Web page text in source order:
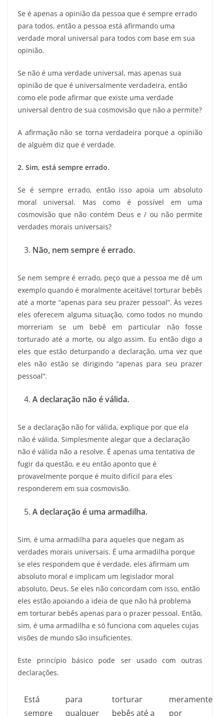
Se é apenas a opinião da pessoa que é sempre errado
para todos, então a pessoa está afirmando uma
verdade moral universal para todos com base em sua
opinião.
Se não é uma verdade universal, mas apenas sua
opinião de que é universalmente verdadeira, então
como ele pode afirmar que existe uma verdade
universal dentro de sua cosmovisão que não a permite?
A afirmação não se torna verdadeira porque a opinião
de alguém diz que é verdade.
2. Sim, está sempre errado.
Se é sempre errado, então isso apoia um absoluto
moral universal. Mas como é possível em uma
cosmovisão que não contém Deus e / ou não permite
verdades morais universais?
Não, nem sempre é errado.
Se nem sempre é errado, peço que a pessoa me dê um
exemplo quando é moralmente aceitável torturar bebês
até a morte “apenas para seu prazer pessoal”. Às vezes
eles oferecem alguma situação, como todos no mundo
morreriam se um bebê em particular não fosse
torturado até a morte, ou algo assim. Eu então digo a
eles que estão deturpando a declaração, uma vez que
eles não estão se dirigindo “apenas para seu prazer
pessoal”.
A declaração não é válida.
Se a declaração não for válida, explique por que ela
não é válida. Simplesmente alegar que a declaração
não é válida não a resolve. É apenas uma tentativa de
fugir da questão, e eu então aponto que é
provavelmente porque é muito difícil para eles
responderem em sua cosmovisão.
A declaração é uma armadilha.
Sim, é uma armadilha para aqueles que negam as
verdades morais universais. É uma armadilha porque
se eles respondem que é verdade, eles afirmam um
absoluto moral e implicam um legislador moral
absoluto, Deus. Se eles não concordam com isso, então
eles estão apoiando a ideia de que não há problema
em torturar bebês apenas para o prazer pessoal. Então,
sim, é uma armadilha e só funciona com aqueles cujas
visões de mundo são insuficientes.
Este princípio básico pode ser usado com outras
declarações.
Está
sempre
para
qualquer
torturar
bebês até a
meramente
por